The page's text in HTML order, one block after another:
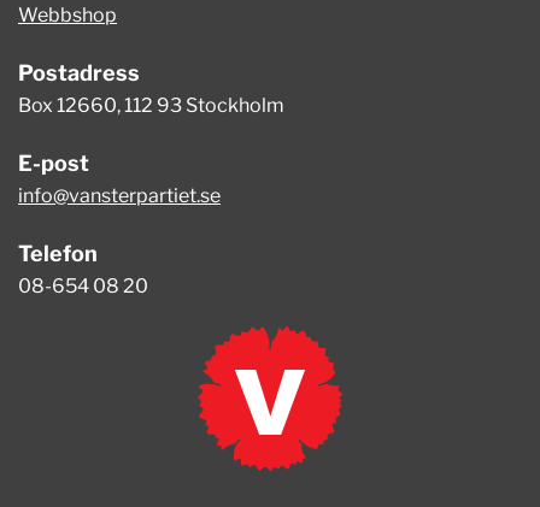
Webbshop
Postadress
Box 12660, 112 93 Stockholm
E-post
info@vansterpartiet.se
Telefon
08-654 08 20